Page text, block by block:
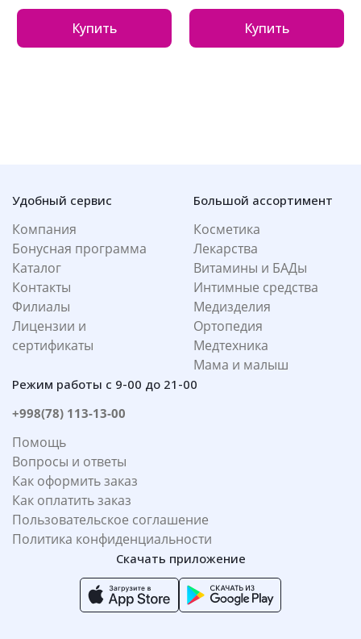
Купить Купить
Удобный сервис
Компания
Бонусная программа
Каталог
Контакты
Филиалы
Лицензии и
сертификаты
Большой ассортимент
Косметика
Лекарства
Витамины и БАДы
Интимные средства
Медизделия
Ортопедия
Медтехника
Мама и малыш
Режим работы с 9-00 до 21-00
+998(78) 113-13-00
Помощь
Вопросы и ответы
Как оформить заказ
Как оплатить заказ
Пользовательское соглашение
Политика конфиденциальности
Скачать приложение